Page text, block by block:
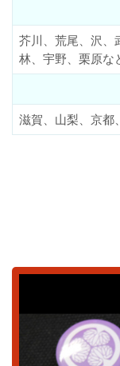
芥川、荒尾、沢、
林、宇野、栗原な
滋賀、山梨、京都